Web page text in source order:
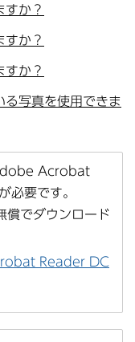
すか？
すか？
すか？
る写真を使用できま
Acrobat
要です。
償でダウンロード
Reader DC